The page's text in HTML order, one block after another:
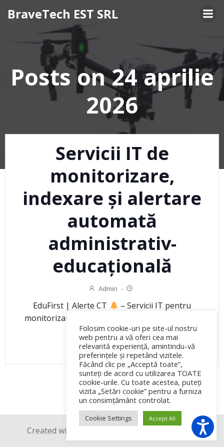
to
BraveTech EST SRL
Posts on 24 aprilie
2026
Servicii IT de
monitorizare,
indexare și alertare
automată
administrativ-
educațională
Admin -
EduFirst | Alerte CT
– Servicii IT pentru
monitorizarea surselor relevante din domeniul
educației și […]
READ MORE
Created with love © 2026 BraveTech EST SRL.
Folosim cookie-uri pe site-ul nostru
web pentru a vă oferi cea mai
relevantă experiență, amintindu-vă
preferințele și repetând vizitele.
Făcând clic pe „Acceptă toate”,
sunteți de acord cu utilizarea TOATE
cookie-urile. Cu toate acestea, puteți
vizita „Setări cookie” pentru a furniza
un consimțământ controlat.
Cookie Settings Accept All